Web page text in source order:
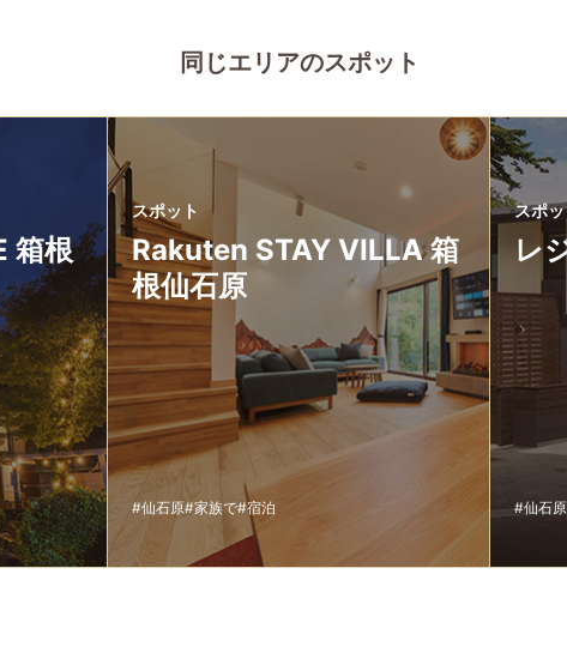
同じエリアのスポット
箱根
スポット
Rakuten STAY VILLA 箱
根仙石原
#仙石原#家族で#宿泊
スポ
レ
#仙石原